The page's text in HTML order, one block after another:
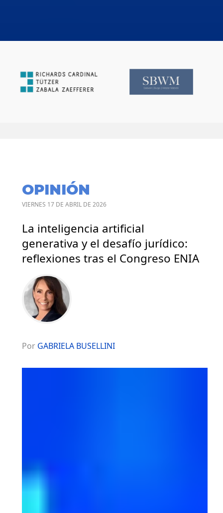
OPINIÓN
VIERNES 17 DE ABRIL DE 2026
La inteligencia artificial
generativa y el desafío jurídico:
reflexiones tras el Congreso ENIA
Por GABRIELA BUSELLINI